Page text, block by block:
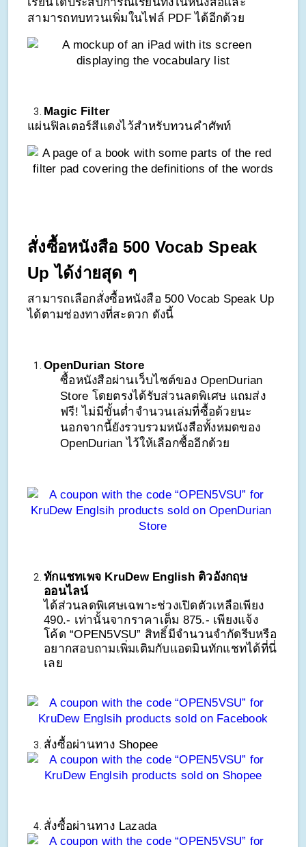
สามารถทบทวนเพิ่มในไฟล์ PDF ได้อีกด้วย
Magic Filter
แผ่นฟิลเตอร์สีแดงไว้สำหรับทวนคำศัพท์
สั่งซื้อหนังสือ 500 Vocab Speak
Up ได้ง่ายสุด ๆ
สามารถเลือกสั่งซื้อหนังสือ 500 Vocab Speak Up
ได้ตามช่องทางที่สะดวก ดังนี้
OpenDurian Store
ซื้อหนังสือผ่านเว็บไซต์ของ OpenDurian
Store โดยตรงได้รับส่วนลดพิเศษ แถมส่ง
ฟรี! ไม่มีขั้นต่ำจำนวนเล่มที่ซื้อด้วยนะ
นอกจากนี้ยังรวบรวมหนังสือทั้งหมดของ
OpenDurian ไว้ให้เลือกซื้ออีกด้วย
ทักแชทเพจ KruDew English ติวอังกฤษ
ออนไลน์
ได้ส่วนลดพิเศษเฉพาะช่วงเปิดตัวเหลือเพียง
490.- เท่านั้นจากราคาเต็ม 875.- เพียงแจ้ง
โค้ด “OPEN5VSU” สิทธิ์มีจำนวนจำกัดรีบหรือ
อยากสอบถามเพิ่มเติมกับแอดมินทักแชทได้ที่นี่
เลย
สั่งซื้อผ่านทาง Shopee
สั่งซื้อผ่านทาง Lazada